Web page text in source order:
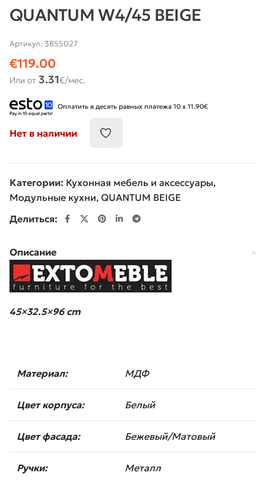
QUANTUM W4/45 BEIGE
Артикул: 3855027
€119.00
Или от 3.31€/мес.
Оплатить в десять равных платежа 10 x 11.90€
Нет в наличии
Категории: Кухонная мебель и аксессуары,
Модульные кухни, QUANTUM BEIGE
Делиться:
Описание
45×32.5×96 cm
Материал: МДФ
Цвет корпуса: Белый
Цвет фасадa: Бежевый/Матовый
Ручки: Металл